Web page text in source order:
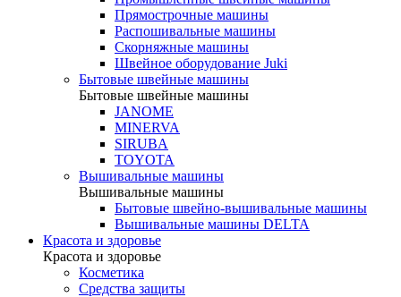
Прямострочные машины
Распошивальные машины
Скорняжные машины
Швейное оборудование Juki
Бытовые швейные машины
Бытовые швейные машины
JANOME
MINERVA
SIRUBA
TOYOTA
Вышивальные машины
Вышивальные машины
Бытовые швейно-вышивальные машины
Вышивальные машины DELTA
Красота и здоровье
Красота и здоровье
Косметика
Средства защиты